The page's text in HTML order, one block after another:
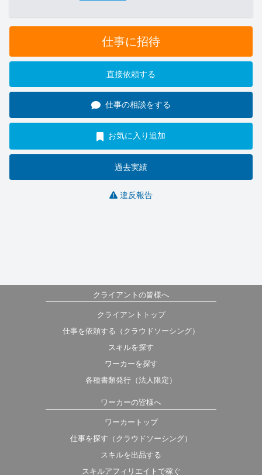
仕事に招待
直接依頼する
仕事の相談をする
お気に入り追加
過去実績
違反報告
クライアントの皆様へ
クライアントトップ
仕事を依頼する（クラウドソーシング）
スキルを探す
ワーカーを探す
各種書類発行（法人限定）
ワーカーの皆様へ
ワーカートップ
仕事を探す（クラウドソーシング）
スキルを出品する
スキルアフィリエイトで稼ぐ